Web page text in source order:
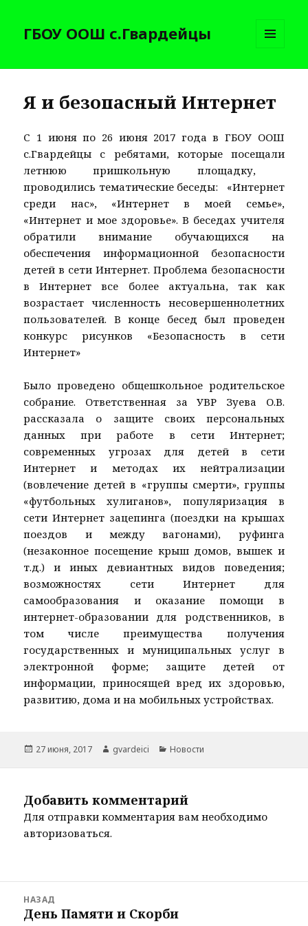
ГБОУ ООШ с.Гвардейцы
И
Я и безопасный Интернет
С 1 июня по 26 июня 2017 года в ГБОУ ООШ
с.Гвардейцы с ребятами, которые посещали
летнюю пришкольную площадку,
проводились тематические беседы: «Интернет
среди нас», «Интернет в моей семье»,
«Интернет и мое здоровье». В беседах учителя
обратили внимание обучающихся на
обеспечения информационной безопасности
детей в сети Интернет. Проблема безопасности
в Интернет все более актуальна, так как
возрастает численность несовершеннолетних
пользователей. В конце бесед был проведен
конкурс рисунков «Безопасность в сети
Интернет»
Было проведено общешкольное родительское
собрание. Ответственная за УВР Зуева О.В.
рассказала о защите своих персональных
данных при работе в сети Интернет;
современных угрозах для детей в сети
Интернет и методах их нейтрализации
(вовлечение детей в «группы смерти», группы
«футбольных хулиганов», популяризация в
сети Интернет зацепинга (поездки на крышах
поездов и между вагонами), руфинга
(незаконное посещение крыш домов, вышек и
т.д.) и иных девиантных видов поведения;
возможностях сети Интернет для
самообразования и оказание помощи в
интернет-образовании для родственников, в
том числе преимущества получения
государственных и муниципальных услуг в
электронной форме; защите детей от
информации, приносящей вред их здоровью,
развитию, дома и на мобильных устройствах.
Опубликовано
27 июня, 2017 Автор
gvardeici Рубрики
Новости
Добавить комментарий
Для отправки комментария вам необходимо
авторизоваться.
записям
НАЗАД
Предыдущая
День Памяти и Скорби